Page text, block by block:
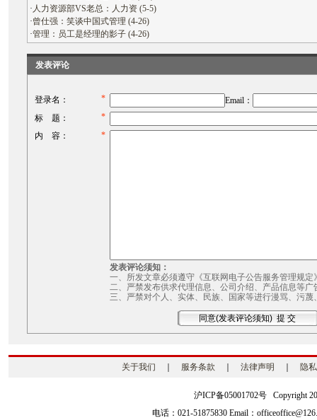
· 人力资源部VS老总：人力资 (5-5)
·曾仕强：笑谈中国式管理 (4-26)
·管理：员工是经理的影子 (4-26)
发表评论
登录名： *
Email：
标 题：
*
内 容：
*
发表评论须知：
一、所发文章必须遵守《互联网电子公告服务管理规定
二、严禁发布供求代理信息、公司介绍、产品信息等广
三、严禁对个人、实体、民族、国家等进行漫骂、污蔑
关于我们 服务条款 法律声明 隐
沪ICP备05001702号 Copyright
电话：021-51875830 Email：